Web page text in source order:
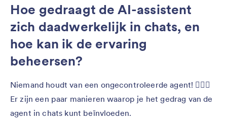
Hoe gedraagt de AI-assistent
zich daadwerkelijk in chats, en
hoe kan ik de ervaring
beheersen?
Niemand houdt van een ongecontroleerde agent! 🕵🏼‍♂️
Er zijn een paar manieren waarop je het gedrag van de
agent in chats kunt beïnvloeden.